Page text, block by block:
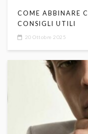
COME ABBINARE
CONSIGLI UTILI
20 Ottobre 2025